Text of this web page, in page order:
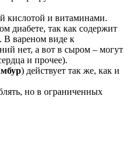
кислотой и витаминами.
диабете, так как содержит
вареном виде к
нет, а вот в сыром – могут
и прочее).
) действует так же, как и
но в ограниченных